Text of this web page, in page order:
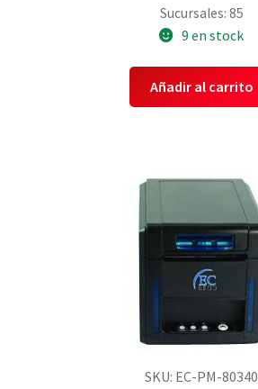
Sucursales: 85
9 en stock
Añadir al carrito
SKU: EC-PM-80340